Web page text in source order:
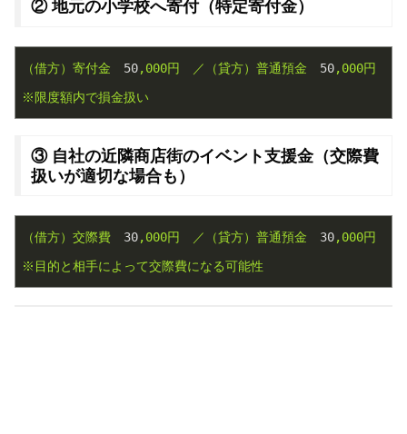
② 地元の小学校へ寄付（特定寄付金）
（借方）寄付金 50,000円 ／（貸方）普通預金 50,000円
※限度額内で損金扱い
③ 自社の近隣商店街のイベント支援金（交際費
扱いが適切な場合も）
（借方）交際費 30,000円 ／（貸方）普通預金 30,000円
※目的と相手によって交際費になる可能性